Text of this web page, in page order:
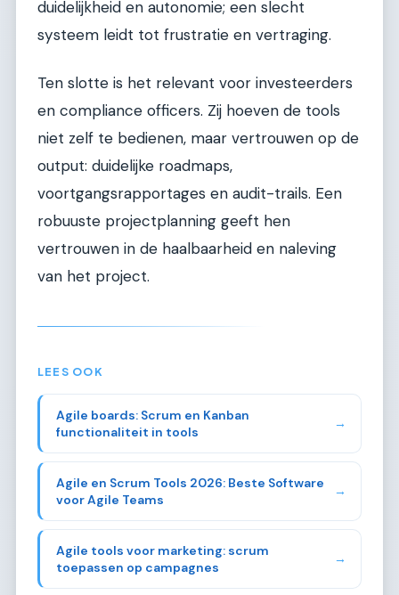
duidelijkheid en autonomie; een slecht
systeem leidt tot frustratie en vertraging.
Ten slotte is het relevant voor investeerders
en compliance officers. Zij hoeven de tools
niet zelf te bedienen, maar vertrouwen op de
output: duidelijke roadmaps,
voortgangsrapportages en audit-trails. Een
robuuste projectplanning geeft hen
vertrouwen in de haalbaarheid en naleving
van het project.
LEES OOK
Agile boards: Scrum en Kanban
functionaliteit in tools
→
Agile en Scrum Tools 2026: Beste Software
voor Agile Teams
→
Agile tools voor marketing: scrum
toepassen op campagnes
→